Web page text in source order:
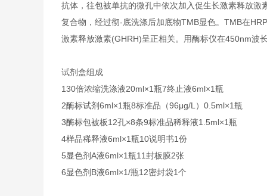
抗体，往包被单抗的微孔中依次加入促生长激素释放
复合物，经过彻-底洗涤后加底物TMB显色。TMB在
激素释放激素(GHRH)呈正相关。用酶标仪在450nm波
试剂盒组成
130倍浓缩洗涤液20ml×1瓶7终止液6ml×1瓶
2酶标试剂6ml×1瓶8标准品（96μg/L） 0.5ml×1瓶
3酶标包被板12孔×8条9标准品稀释液1.5ml×1瓶
4样品稀释液6ml×1瓶10说明书1份
5显色剂A液6ml×1瓶11封板膜2张
6显色剂B液6ml×1/瓶12密封袋1个